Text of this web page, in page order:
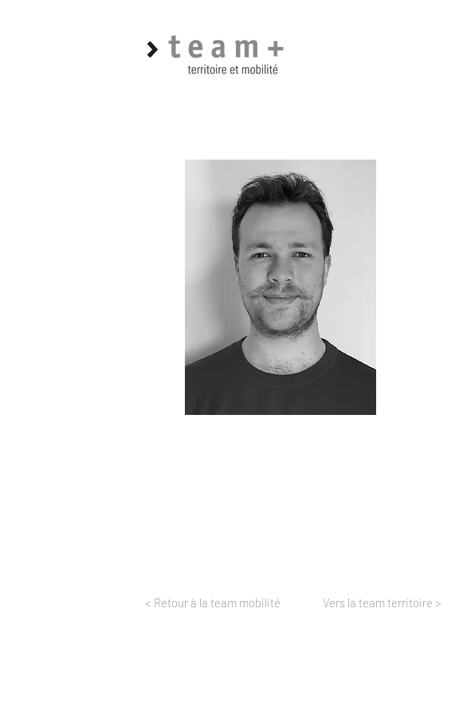
< Retour à la team mobilité Vers la team territoire >